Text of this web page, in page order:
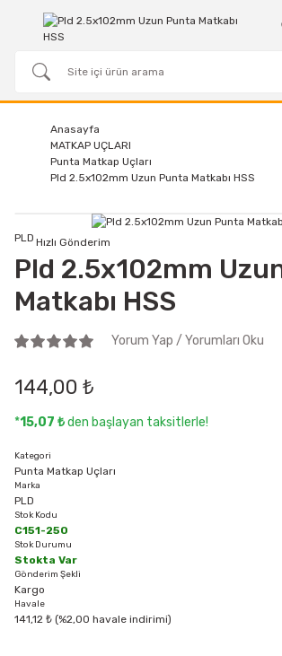
Anasayfa
MATKAP UÇLARI
Punta Matkap Uçları
Pld 2.5x102mm Uzun Punta Matkabı HSS
Hızlı Gönderim
PLD
Pld 2.5x102mm
Matkabı HSS
Yorum Yap / Yorumları Oku
144,00 ₺
*15,07 ₺den başlayan taksitlerle!
Kategori
Punta Matkap Uçları
Marka
PLD
Stok Kodu
C151-250
Stok Durumu
Stokta Var
Gönderim Şekli
Kargo
Havale
141,12 ₺ (%2,00 havale indirimi)